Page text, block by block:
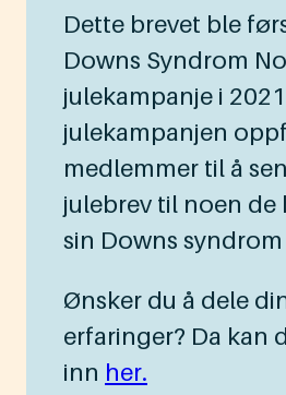
Dette brevet ble
Downs Syndrom
julekampanje i
julekampanjen
medlemmer til å
julebrev til noen de
sin Downs syndrom
Ønsker du å dele
erfaringer? Da kan
inn her.